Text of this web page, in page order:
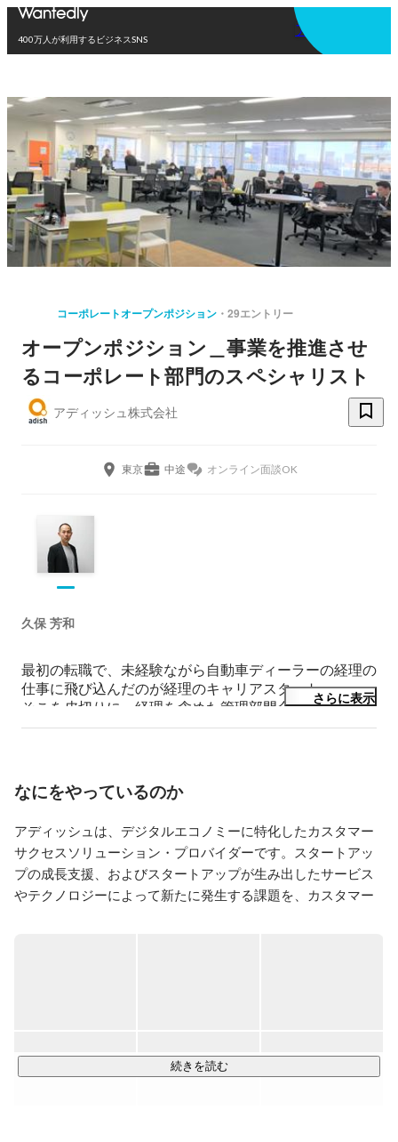
400万人が利用するビジネスSNS
アプリを使う
コーポレートオープンポジション 29エントリー
オープンポジション＿事業を推進させ
るコーポレート部門のスペシャリスト
アディッシュ株式会社
東京 中途 オンライン面談OK
久保 芳和
最初の転職で、未経験ながら自動車ディーラーの経理の
仕事に飛び込んだのが経理のキャリアスタート。
そこを皮切りに、経理を含めた管理部門全般業務に派遣
会社や外食産業など数社で携わってきました。
連結決算や税効果会計の経験がない状態でIPO準備中の
けてついに2020年3月26日にマザーズ上場。
経理責任者として微力ながら貢献できたと自負していま
す。
業務経験は、経理のみならず労務、人事、総務などコー
いままでで一番タフな仕事は、取引銀行８行（！）に借
入金返済のリスケをお願いしたこと。
さらに表示
なにをやっているのか
アディッシュは、デジタルエコノミーに特化したカスタマー
サクセスソリューション・プロバイダーです。スタートアッ
プの成長支援、およびスタートアップが生み出したサービス
やテクノロジーによって新たに発生する課題を、カスタマー
「グロース支援サービス」とは、スタートアップの成長に伴
続きを読む